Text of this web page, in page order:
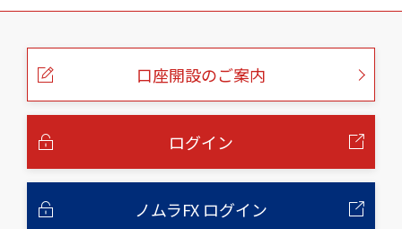
こ
口座開設のご案内
ログイン
ノムラFX ログイン